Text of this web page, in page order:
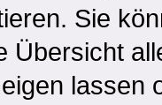
Sie
Übersicht
lassen